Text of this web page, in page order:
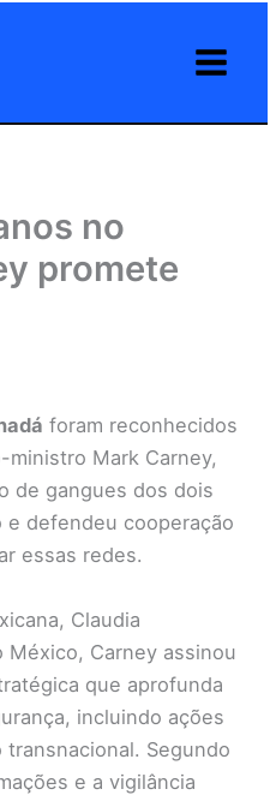
no
promete
foram reconhecidos
Mark Carney,
de gangues dos dois
defendeu cooperação
essas redes.
Claudia
México, Carney assinou
que aprofunda
incluindo ações
Segundo
e a vigilância